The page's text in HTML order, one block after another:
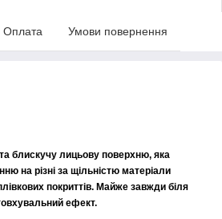
Оплата Умови повернення
блискучу лицьову поверхню, яка
на різні за щільністю матеріали
покриттів. Майже завжди біля
ефект.